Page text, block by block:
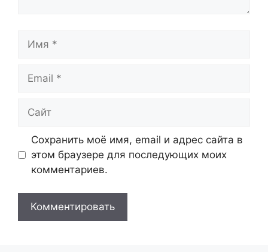
Имя
Email
Сайт
Сохранить моё имя, email и адрес сайта в
этом браузере для последующих моих
комментариев.